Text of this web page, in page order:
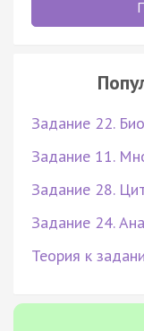
Задание 22.
Задание 11.
Задание 28.
Задание 24.
Теория к